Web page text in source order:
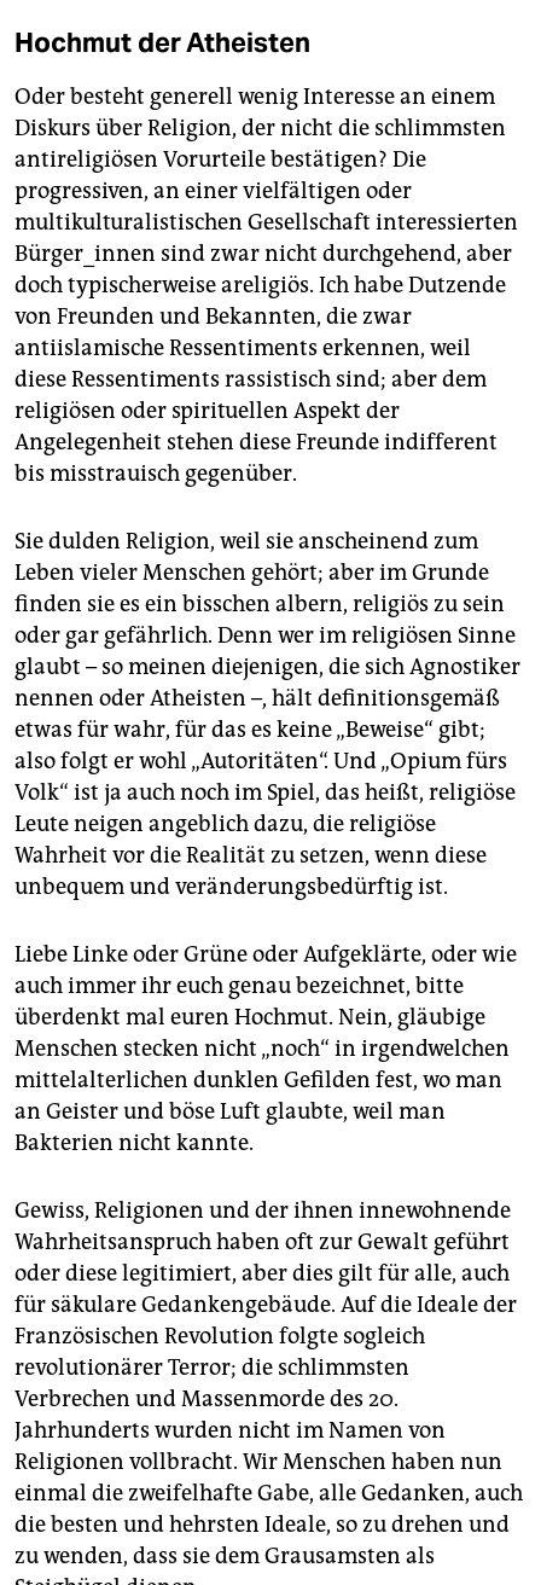
Hochmut der Atheisten
Oder besteht generell wenig Interesse an einem
Diskurs über Religion, der nicht die schlimmsten
antireligiösen Vorurteile bestätigen? Die
progressiven, an einer vielfältigen oder
multikulturalistischen Gesellschaft interessierten
Bürger_innen sind zwar nicht durchgehend, aber
doch typischerweise areligiös. Ich habe Dutzende
von Freunden und Bekannten, die zwar
antiislamische Ressentiments erkennen, weil
diese Ressentiments rassistisch sind; aber dem
religiösen oder spirituellen Aspekt der
Angelegenheit stehen diese Freunde indifferent
bis misstrauisch gegenüber.
Sie dulden Religion, weil sie anscheinend zum
Leben vieler Menschen gehört; aber im Grunde
finden sie es ein bisschen albern, religiös zu sein
oder gar gefährlich. Denn wer im religiösen Sinne
glaubt – so meinen diejenigen, die sich Agnostiker
nennen oder Atheisten –, hält definitionsgemäß
etwas für wahr, für das es keine „Beweise“ gibt;
also folgt er wohl „Autoritäten“. Und „Opium fürs
Volk“ ist ja auch noch im Spiel, das heißt, religiöse
Leute neigen angeblich dazu, die religiöse
Wahrheit vor die Realität zu setzen, wenn diese
unbequem und veränderungsbedürftig ist.
Liebe Linke oder Grüne oder Aufgeklärte, oder wie
auch immer ihr euch genau bezeichnet, bitte
überdenkt mal euren Hochmut. Nein, gläubige
Menschen stecken nicht „noch“ in irgendwelchen
mittelalterlichen dunklen Gefilden fest, wo man
an Geister und böse Luft glaubte, weil man
Bakterien nicht kannte.
Gewiss, Religionen und der ihnen innewohnende
Wahrheitsanspruch haben oft zur Gewalt geführt
oder diese legitimiert, aber dies gilt für alle, auch
für säkulare Gedankengebäude. Auf die Ideale der
Französischen Revolution folgte sogleich
revolutionärer Terror; die schlimmsten
Verbrechen und Massenmorde des 20.
Jahrhunderts wurden nicht im Namen von
Religionen vollbracht. Wir Menschen haben nun
einmal die zweifelhafte Gabe, alle Gedanken, auch
die besten und hehrsten Ideale, so zu drehen und
zu wenden, dass sie dem Grausamsten als